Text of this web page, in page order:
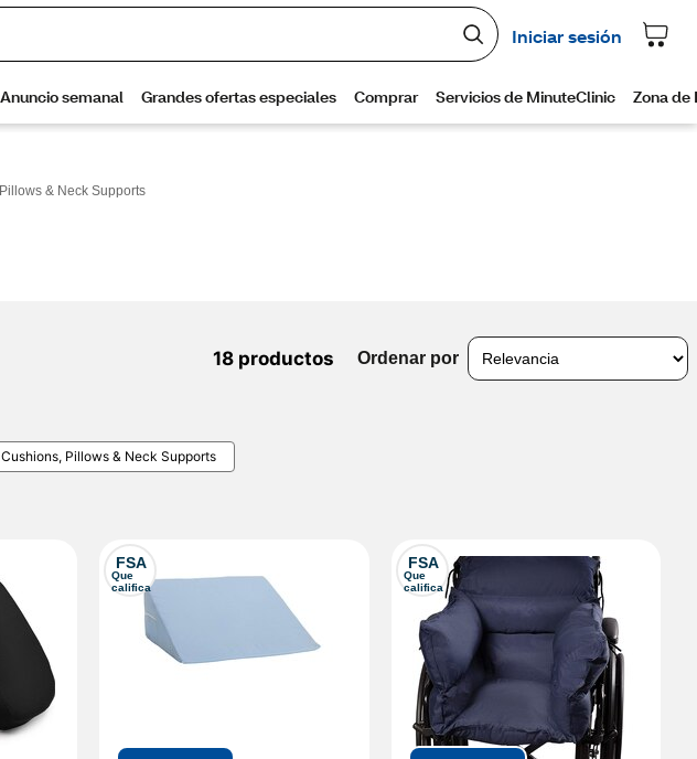
& Neck Supports
18 productos Ordenar por
Cushions, Pillows & Neck Supports
FSA
Que
califica
FSA
Que
califica